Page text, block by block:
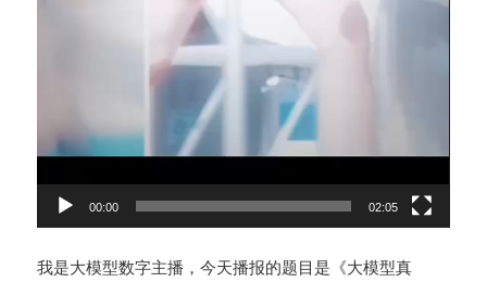
00:00 02:05
我是大模型数字主播，今天播报的题目是《大模型真